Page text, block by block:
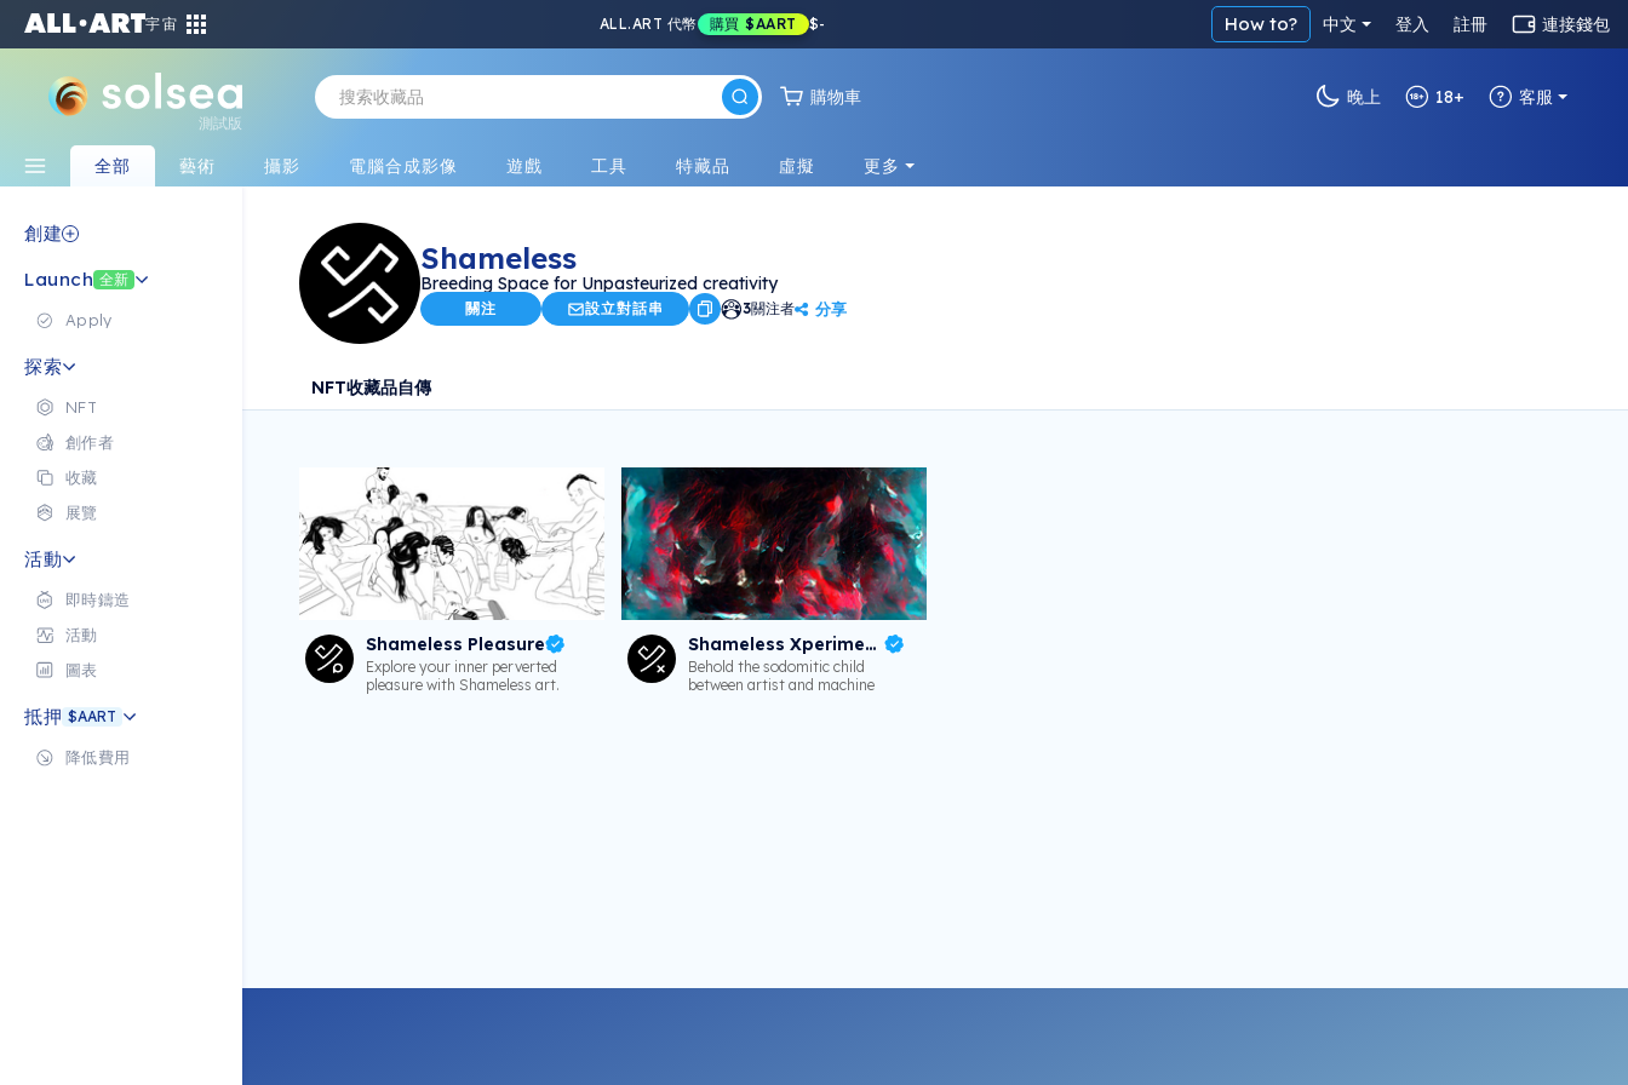
宇宙 ALL.ART 代幣 購買 $AART $- How to? 中文 登入 註冊 連接錢包
測試版
購物車 晚上 18+ 客服
全部 藝術 攝影 電腦合成影像 遊戲 工具 特藏品 虛擬 更多
創建
Launch 全新
Apply
探索
NFT
創作者
收藏
展覽
活動
即時鑄造
活動
圖表
抵押 $AART
降低費用
Shameless
Breeding Space for Unpasteurized creativity
關注 設立對話串 3關注者 分享
NFT收藏品自傳
Shameless Pleasure
Explore your inner perverted
pleasure with Shameless art.
Shameless Xperiments
Behold the sodomitic child
between artist and machine